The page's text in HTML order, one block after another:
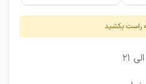
راست بکشید